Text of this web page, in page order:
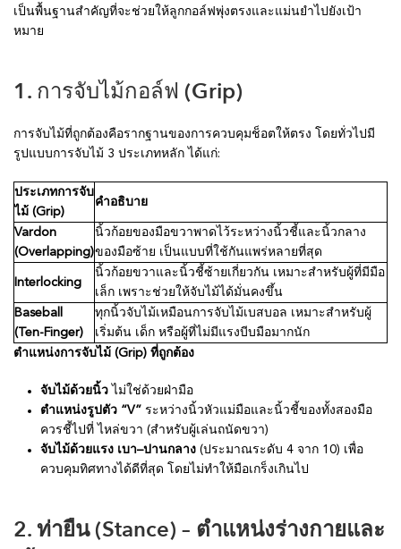
เป็นพื้นฐานสำคัญที่จะช่วยให้ลูกกอล์ฟพุ่งตรงและแม่นยำไปยังเป้า
หมาย
1. การจับไม้กอล์ฟ (Grip)
การจับไม้ที่ถูกต้องคือรากฐานของการควบคุมช็อตให้ตรง โดยทั่วไปมี
รูปแบบการจับไม้ 3 ประเภทหลัก ได้แก่:
ประเภทการจับ
ไม้ (Grip)
คำอธิบาย
Vardon
(Overlapping)
นิ้วก้อยของมือขวาพาดไว้ระหว่างนิ้วชี้และนิ้วกลาง
ของมือซ้าย เป็นแบบที่ใช้กันแพร่หลายที่สุด
Interlocking
นิ้วก้อยขวาและนิ้วชี้ซ้ายเกี่ยวกัน เหมาะสำหรับผู้ที่มีมือ
เล็ก เพราะช่วยให้จับไม้ได้มั่นคงขึ้น
Baseball
(Ten-Finger)
ทุกนิ้วจับไม้เหมือนการจับไม้เบสบอล เหมาะสำหรับผู้
เริ่มต้น เด็ก หรือผู้ที่ไม่มีแรงบีบมือมากนัก
ตำแหน่งการจับไม้ (Grip) ที่ถูกต้อง
จับไม้ด้วยนิ้ว ไม่ใช่ด้วยฝ่ามือ
ตำแหน่งรูปตัว “V” ระหว่างนิ้วหัวแม่มือและนิ้วชี้ของทั้งสองมือ
ควรชี้ไปที่ ไหล่ขวา (สำหรับผู้เล่นถนัดขวา)
จับไม้ด้วยแรง เบา–ปานกลาง (ประมาณระดับ 4 จาก 10) เพื่อ
ควบคุมทิศทางได้ดีที่สุด โดยไม่ทำให้มือเกร็งเกินไป
2. ท่ายืน (Stance) – ตำแหน่งร่างกายและ